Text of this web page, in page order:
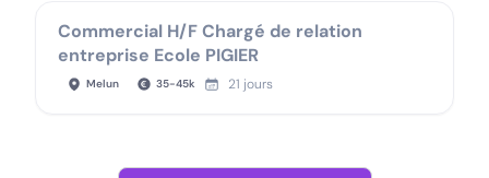
Commercial H/F Chargé de relation
entreprise Ecole PIGIER
Melun 35-45k 21 jours